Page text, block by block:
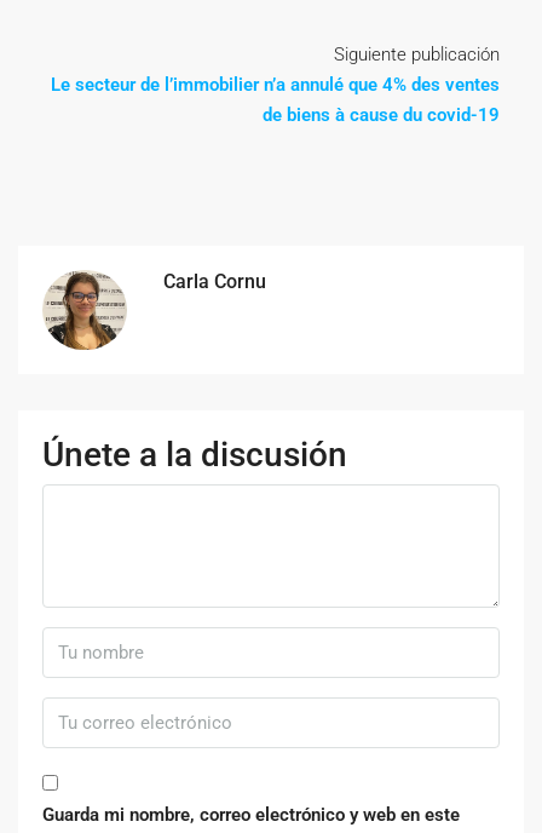
Siguiente publicación
Le secteur de l’immobilier n’a annulé que 4% des ventes
de biens à cause du covid-19
Carla Cornu
Únete a la discusión
Guarda mi nombre, correo electrónico y web en este